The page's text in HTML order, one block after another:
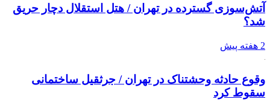
آتش‌سوزی گسترده در تهران / هتل استقلال دچار حریق
شد؟
2 هفته پیش
وقوع حادثه وحشتناک در تهران / جرثقیل ساختمانی
سقوط کرد